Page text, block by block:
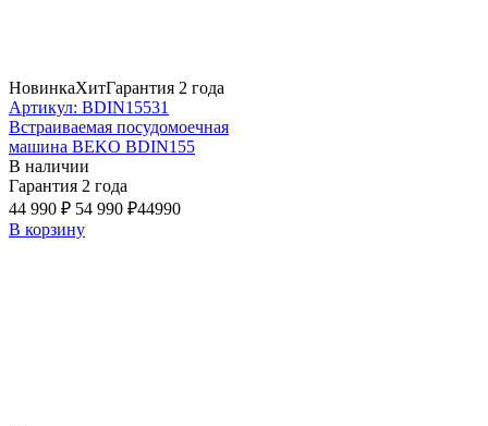
НовинкаХитГарантия 2 года
Артикул: BDIN15531
Встраиваемая посудомоечная
машина BEKO BDIN155
В наличии
Гарантия 2 года
44 990 ₽ 54 990 ₽44990
В корзину